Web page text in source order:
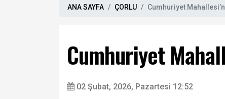
ANA SAYFA ÇORLU Cumhuriyet
Cumhuriyet
02 Şubat, 2026, Pazartesi 12:52